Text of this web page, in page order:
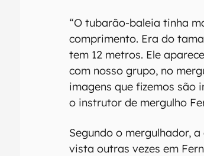
“O tubarão-baleia tinha
comprimento. Era do
tem 12 metros. Ele
com nosso grupo, no
imagens que fizemos são
o instrutor de mergulho
Segundo o mergulhador,
vista outras vezes em